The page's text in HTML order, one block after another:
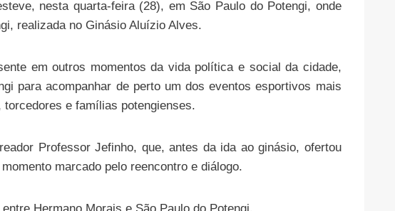
nesta quarta-feira (28), em São Paulo do Potengi, onde
realizada no Ginásio Aluízio Alves.
em outros momentos da vida política e social da cidade,
para acompanhar de perto um dos eventos esportivos mais
e famílias potengienses.
Professor Jefinho, que, antes da ida ao ginásio, ofertou
marcado pelo reencontro e diálogo.